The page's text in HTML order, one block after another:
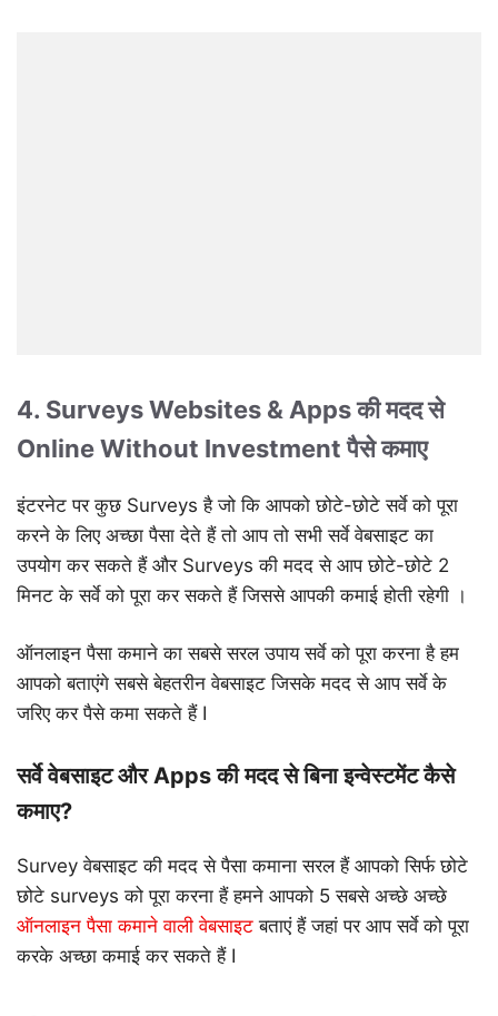
4. Surveys Websites & Apps की मदद से
Online Without Investment पैसे कमाए
इंटरनेट पर कुछ Surveys है जो कि आपको छोटे-छोटे सर्वे को पूरा
करने के लिए अच्छा पैसा देते हैं तो आप तो सभी सर्वे वेबसाइट का
उपयोग कर सकते हैं और Surveys की मदद से आप छोटे-छोटे 2
मिनट के सर्वे को पूरा कर सकते हैं जिससे आपकी कमाई होती रहेगी ।
ऑनलाइन पैसा कमाने का सबसे सरल उपाय सर्वे को पूरा करना है हम
आपको बताएंगे सबसे बेहतरीन वेबसाइट जिसके मदद से आप सर्वे के
जरिए कर पैसे कमा सकते हैं I
सर्वे वेबसाइट और Apps की मदद से बिना इन्वेस्टमेंट कैसे
कमाए?
Survey वेबसाइट की मदद से पैसा कमाना सरल हैं आपको सिर्फ छोटे
छोटे surveys को पूरा करना हैं हमने आपको 5 सबसे अच्छे अच्छे
ऑनलाइन पैसा कमाने वाली वेबसाइट बताएं हैं जहां पर आप सर्वे को पूरा
करके अच्छा कमाई कर सकते हैं I